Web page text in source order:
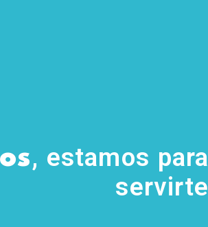
, estamos para
servirte